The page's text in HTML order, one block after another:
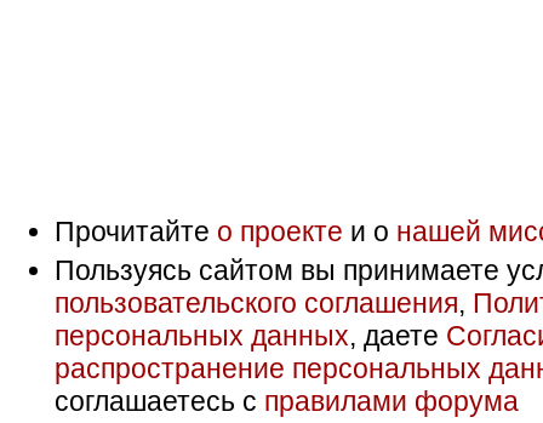
Прочитайте о проекте и о нашей
Пользуясь сайтом вы принимаете
пользовательского соглашения,
персональных данных, даете
распространение персональных
соглашаетесь с правилами форума